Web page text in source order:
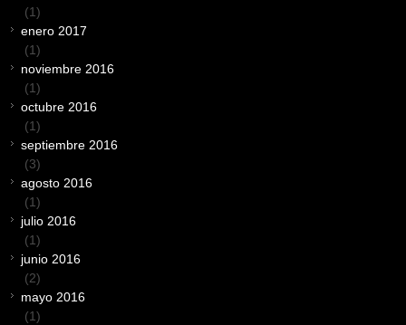
(1)
enero 2017
(1)
noviembre 2016
(1)
octubre 2016
(1)
septiembre 2016
(3)
agosto 2016
(1)
julio 2016
(1)
junio 2016
(2)
mayo 2016
(1)